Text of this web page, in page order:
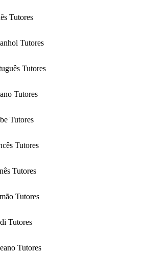
Tutores
Tutores
Tutores
Tutores
Tutores
Tutores
Tutores
Tutores
Tutores
Tutores